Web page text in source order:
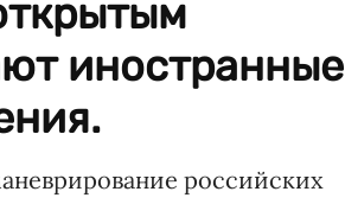
иностранные
российских